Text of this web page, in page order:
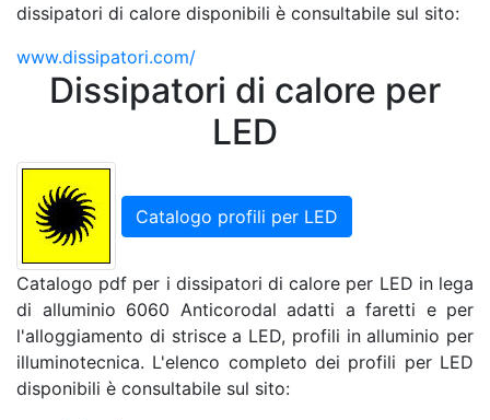
dissipatori di calore disponibili è consultabile sul sito:
www.dissipatori.com/
Dissipatori di calore per
LED
Catalogo profili per LED
Catalogo pdf per i dissipatori di calore per LED in lega
di alluminio 6060 Anticorodal adatti a faretti e per
l'alloggiamento di strisce a LED, profili in alluminio per
illuminotecnica. L'elenco completo dei profili per LED
disponibili è consultabile sul sito: